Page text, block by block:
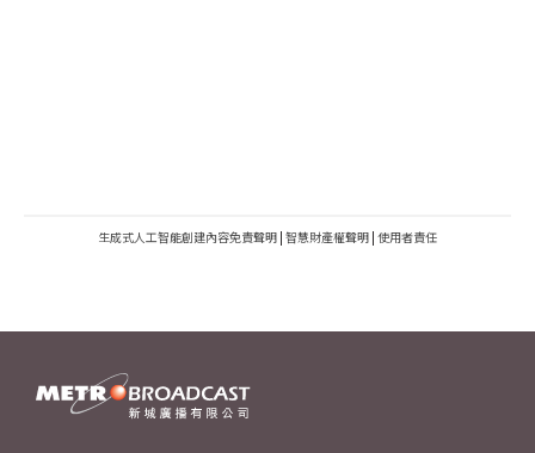
生成式人工智能創建內容免責聲明 | 智慧財產權聲明 | 使用者責任